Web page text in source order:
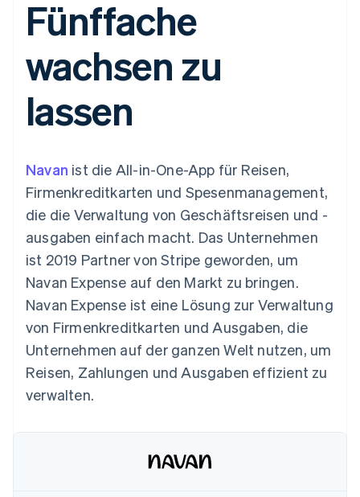
Zugriff auf mehr als
125
Zahlungen vor Ort
Authorization
Optimierung der
Autorisierungsraten
Bezahlvorgang
Connections
Verbundene
Datensynchronisierung
Product roadmap
Ausblick
Radar
Betrugsprävention
Atlas
Start-up-Gründung
Climate
Geldmanagement
Plattformen
SaaS
Nach Branche
Gaming
Bewirtung, Reisen und
Freizeit
Versicherungen
Medien und
Unterhaltung
Gemeinnützige
Organisationen
Fachdienstleistungen
Öffentlicher Sektor
Einzelhandel
Ecosystem
Marktplatz auf
Grundlagen der
Abonnementverwaltung
So setzen Sie
nutzungsbasierte
Stablecoin-gestützte
Karten ausgeben: So
Verwaltung von
Diensten mit Agenten
App-Integrationen
Code-Beispiele
Entwickler-Blog
API-Status
Produkt-Roadmap
Stripe Sessions
Newsroom
Stripe Press
Sales-Team
kontaktieren
Partner werden
Fünffache
wachsen zu
lassen
Navan ist die All-in-One-App für Reisen,
Firmenkreditkarten und Spesenmanagement,
die die Verwaltung von Geschäftsreisen und -
ausgaben einfach macht. Das Unternehmen
ist 2019 Partner von Stripe geworden, um
Navan Expense auf den Markt zu bringen.
Navan Expense ist eine Lösung zur Verwaltung
von Firmenkreditkarten und Ausgaben, die
Unternehmen auf der ganzen Welt nutzen, um
Reisen, Zahlungen und Ausgaben effizient zu
verwalten.